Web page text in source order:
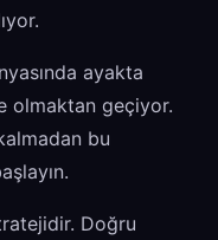
ayakta
olmaktan geçiyor.
bu
Doğru